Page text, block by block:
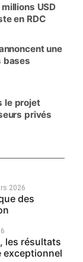
USD
en RDC
une
bases
le projet
privés
2026
des
les résultats
exceptionnel